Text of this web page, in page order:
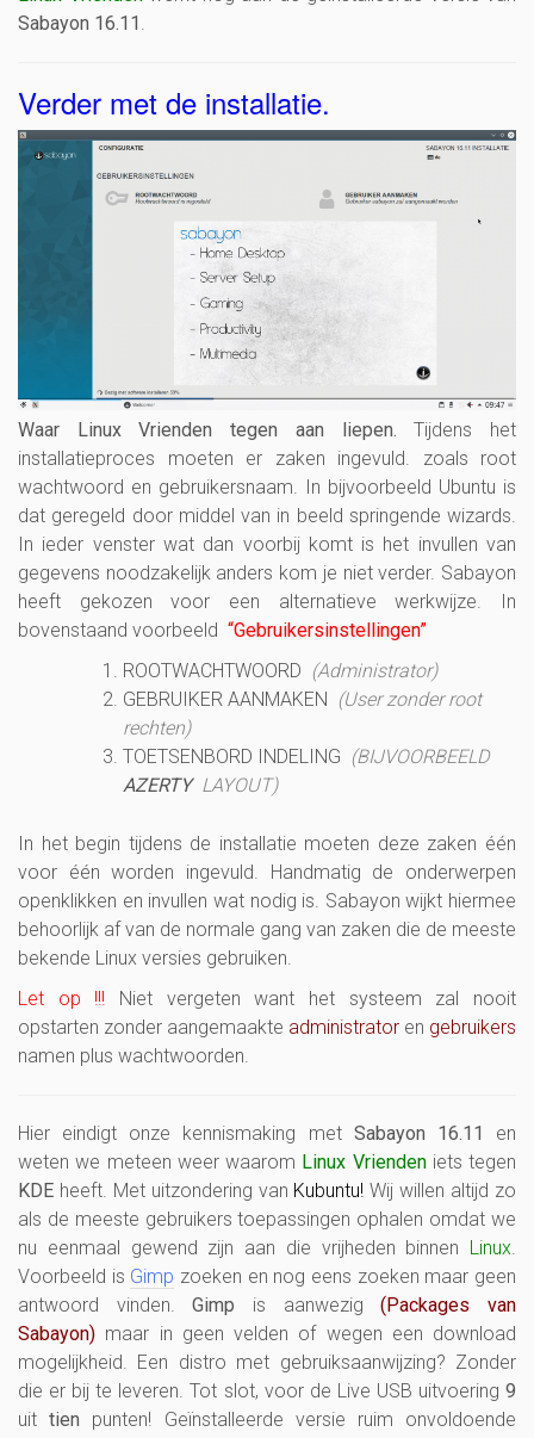
Sabayon 16.11.
Verder met de installatie.
Waar Linux Vrienden tegen aan liepen. Tijdens het
installatieproces moeten er zaken ingevuld. zoals root
wachtwoord en gebruikersnaam. In bijvoorbeeld Ubuntu is
dat geregeld door middel van in beeld springende wizards.
In ieder venster wat dan voorbij komt is het invullen van
gegevens noodzakelijk anders kom je niet verder. Sabayon
heeft gekozen voor een alternatieve werkwijze. In
bovenstaand voorbeeld “Gebruikersinstellingen”
ROOTWACHTWOORD (Administrator)
GEBRUIKER AANMAKEN (User zonder root
rechten)
TOETSENBORD INDELING (BIJVOORBEELD
AZERTY LAYOUT)
In het begin tijdens de installatie moeten deze zaken één
voor één worden ingevuld. Handmatig de onderwerpen
openklikken en invullen wat nodig is. Sabayon wijkt hiermee
behoorlijk af van de normale gang van zaken die de meeste
bekende Linux versies gebruiken.
Let op !!! Niet vergeten want het systeem zal nooit
opstarten zonder aangemaakte administrator en gebruikers
namen plus wachtwoorden.
Hier eindigt onze kennismaking met Sabayon 16.11 en
weten we meteen weer waarom Linux Vriendeniets tegen
KDE heeft. Met uitzondering van Kubuntu! Wij willen altijd zo
als de meeste gebruikers toepassingen ophalen omdat we
nu eenmaal gewend zijn aan die vrijheden binnen Linux.
Voorbeeld is Gimp zoeken en nog eens zoeken maar geen
antwoord vinden.Gimp is aanwezig(Packages van
Sabayon) maar in geen velden of wegen een download
mogelijkheid. Een distro met gebruiksaanwijzing? Zonder
die er bij te leveren. Tot slot, voor de Live USB uitvoering 9
uittien punten! Geïnstalleerde versie ruim onvoldoende